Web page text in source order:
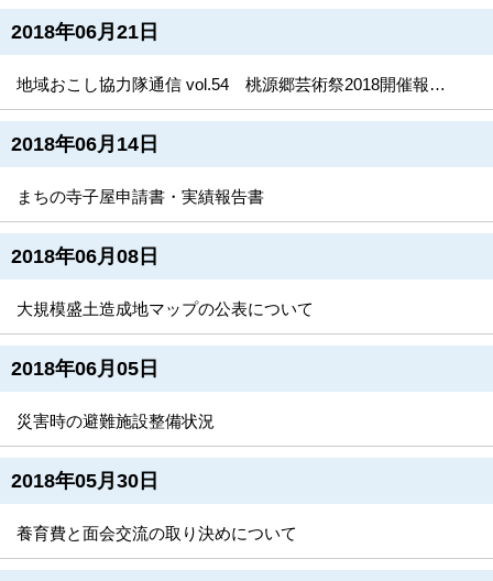
2018年06月21日
地域おこし協力隊通信 vol.54 桃源郷芸術祭2018開催報告＆2019キックオフ！
2018年06月14日
まちの寺子屋申請書・実績報告書
2018年06月08日
大規模盛土造成地マップの公表について
2018年06月05日
災害時の避難施設整備状況
2018年05月30日
養育費と面会交流の取り決めについて